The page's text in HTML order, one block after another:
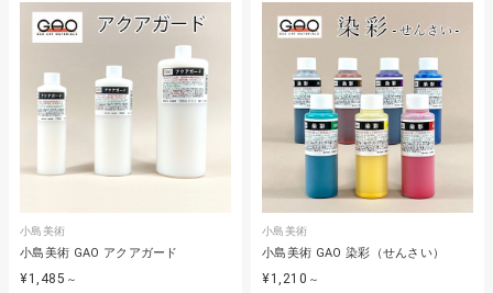
小島美術
小島美術 GAO アクアガード
¥1,485 ～
小島美術
小島美術 GAO 染彩（せんさい）
¥1,210 ～